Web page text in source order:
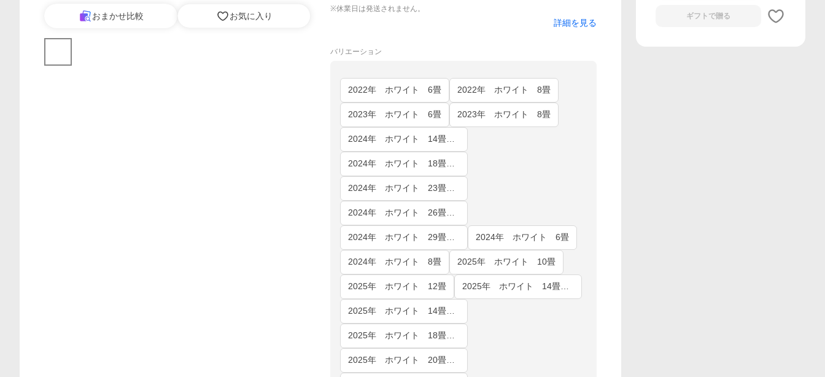
おまかせ比較 お気に入り
※休業日は発送されません。
詳細を見る
バリエーション
2022年 ホワイト 6畳 2022年 ホワイト 8畳
2023年 ホワイト 6畳 2023年 ホワイト 8畳
2024年 ホワイト 6畳
2024年 ホワイト 8畳 2025年 ホワイト 10畳
2025年 ホワイト 12畳
ギフトで贈る